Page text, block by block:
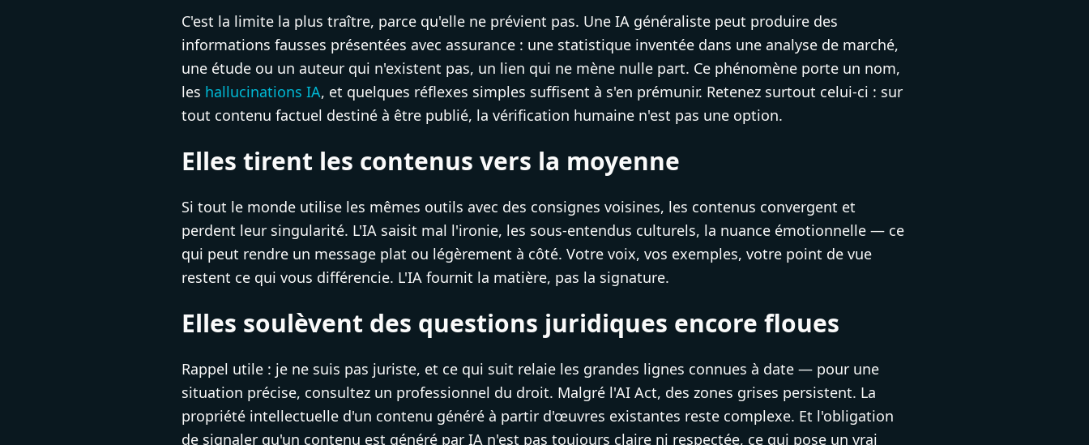
C'est la limite la plus traître, parce qu'elle ne prévient pas. Une IA généraliste peut produire des
informations fausses présentées avec assurance : une statistique inventée dans une analyse de marché,
une étude ou un auteur qui n'existent pas, un lien qui ne mène nulle part. Ce phénomène porte un nom,
les hallucinations IA, et quelques réflexes simples suffisent à s'en prémunir. Retenez surtout celui-ci : sur
tout contenu factuel destiné à être publié, la vérification humaine n'est pas une option.
Elles tirent les contenus vers la moyenne
Si tout le monde utilise les mêmes outils avec des consignes voisines, les contenus convergent et
perdent leur singularité. L'IA saisit mal l'ironie, les sous-entendus culturels, la nuance émotionnelle — ce
qui peut rendre un message plat ou légèrement à côté. Votre voix, vos exemples, votre point de vue
restent ce qui vous différencie. L'IA fournit la matière, pas la signature.
Elles soulèvent des questions juridiques encore floues
Rappel utile : je ne suis pas juriste, et ce qui suit relaie les grandes lignes connues à date — pour une
situation précise, consultez un professionnel du droit. Malgré l'AI Act, des zones grises persistent. La
propriété intellectuelle d'un contenu généré à partir d'œuvres existantes reste complexe. Et l'obligation
de signaler qu'un contenu est généré par IA n'est pas toujours claire ni respectée, ce qui pose un vrai